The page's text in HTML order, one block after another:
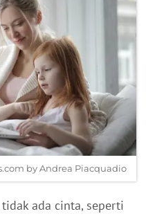
by Andrea Piacquadio
ada cinta, seperti